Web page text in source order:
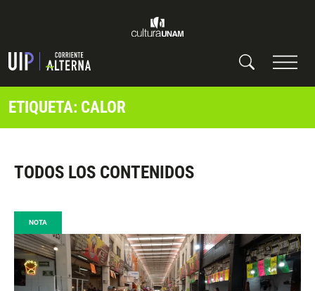
ETIQUETA: CALOR
TODOS LOS CONTENIDOS
NOTA